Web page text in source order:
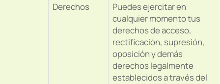
Derechos
Puedes ejercitar en
cualquier momento tus
derechos de acceso,
rectificación, supresión,
oposición y demás
derechos legalmente
establecidos a través del